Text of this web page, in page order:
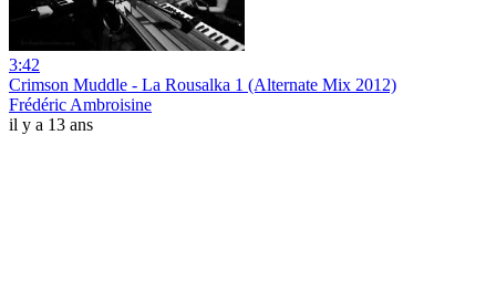
3:42
Crimson Muddle - La Rousalka 1 (Alternate Mix 2012)
Frédéric Ambroisine
il y a 13 ans